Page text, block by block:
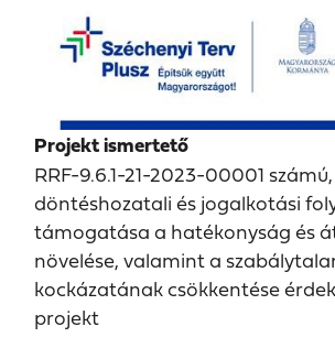
Projekt ismertető
RRF-9.6.1-21-2023-00001
döntéshozatali és jogalkotási
támogatása a hatékonyság és
növelése, valamint a
kockázatának csökkentése
projekt